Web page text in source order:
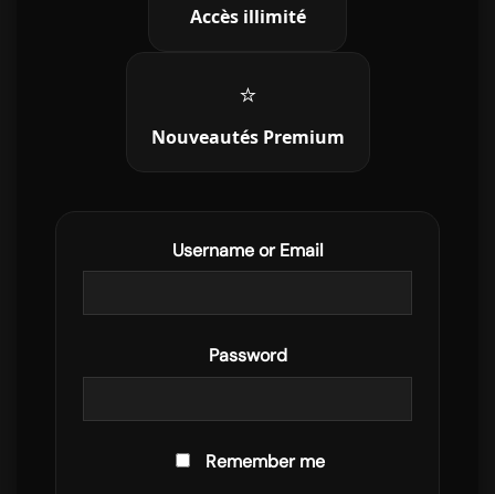
Accès illimité
⭐
Nouveautés Premium
Username or Email
Password
Remember me